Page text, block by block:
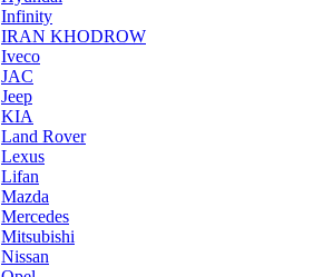
Infinity
IRAN KHODROW
Iveco
JAC
Jeep
KIA
Land Rover
Lexus
Lifan
Mazda
Mercedes
Mitsubishi
Nissan